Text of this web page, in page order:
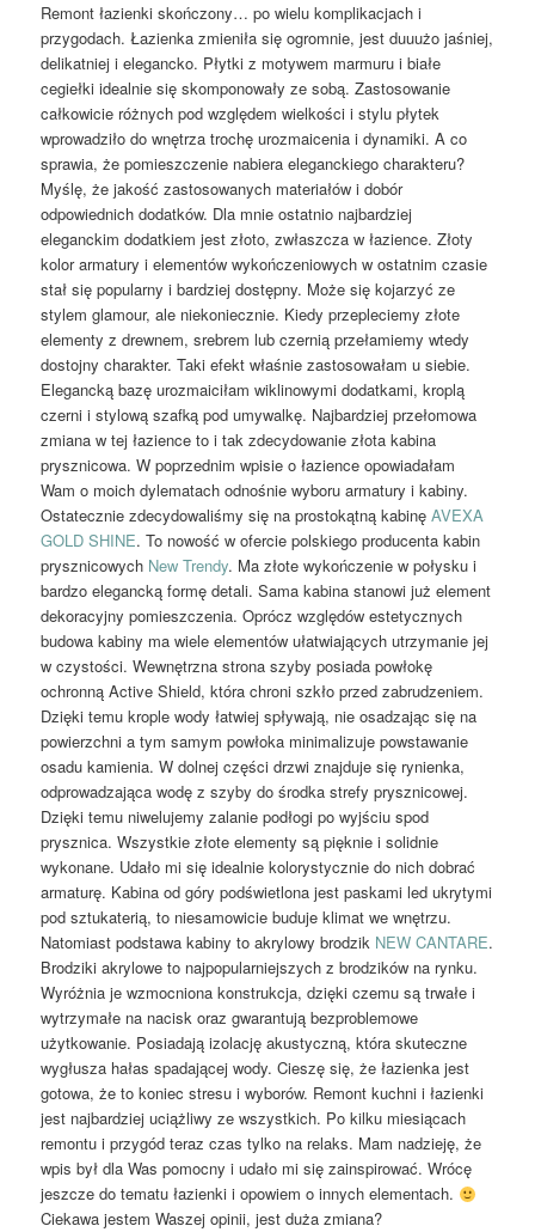
Remont łazienki skończony… po wielu komplikacjach i
przygodach. Łazienka zmieniła się ogromnie, jest duuużo jaśniej,
delikatniej i elegancko. Płytki z motywem marmuru i białe
cegiełki idealnie się skomponowały ze sobą. Zastosowanie
całkowicie różnych pod względem wielkości i stylu płytek
wprowadziło do wnętrza trochę urozmaicenia i dynamiki. A co
sprawia, że pomieszczenie nabiera eleganckiego charakteru?
Myślę, że jakość zastosowanych materiałów i dobór
odpowiednich dodatków. Dla mnie ostatnio najbardziej
eleganckim dodatkiem jest złoto, zwłaszcza w łazience. Złoty
kolor armatury i elementów wykończeniowych w ostatnim czasie
stał się popularny i bardziej dostępny. Może się kojarzyć ze
stylem glamour, ale niekoniecznie. Kiedy przepleciemy złote
elementy z drewnem, srebrem lub czernią przełamiemy wtedy
dostojny charakter. Taki efekt właśnie zastosowałam u siebie.
Elegancką bazę urozmaiciłam wiklinowymi dodatkami, kroplą
czerni i stylową szafką pod umywalkę. Najbardziej przełomowa
zmiana w tej łazience to i tak zdecydowanie złota kabina
prysznicowa. W poprzednim wpisie o łazience opowiadałam
Wam o moich dylematach odnośnie wyboru armatury i kabiny.
Ostatecznie zdecydowaliśmy się na prostokątną kabinęAVEXA
GOLD SHINE. To nowość w ofercie polskiego producenta kabin
prysznicowych New Trendy. Ma złote wykończenie w połysku i
bardzo elegancką formę detali. Sama kabina stanowi już element
dekoracyjny pomieszczenia. Oprócz względów estetycznych
budowa kabiny ma wiele elementów ułatwiających utrzymanie jej
w czystości. Wewnętrzna strona szyby posiada powłokę
ochronną Active Shield, która chroni szkło przed zabrudzeniem.
Dzięki temu krople wody łatwiej spływają, nie osadzając się na
powierzchni a tym samym powłoka minimalizuje powstawanie
osadu kamienia. W dolnej części drzwi znajduje się rynienka,
odprowadzająca wodę z szyby do środka strefy prysznicowej.
Dzięki temu niwelujemy zalanie podłogi po wyjściu spod
prysznica. Wszystkie złote elementy są pięknie i solidnie
wykonane. Udało mi się idealnie kolorystycznie do nich dobrać
armaturę. Kabina od góry podświetlona jest paskami led ukrytymi
pod sztukaterią, to niesamowicie buduje klimat we wnętrzu.
Natomiast podstawa kabiny to akrylowy brodzik NEW CANTARE.
Brodziki akrylowe to najpopularniejszych z brodzików na rynku.
Wyróżnia je wzmocniona konstrukcja, dzięki czemu są trwałe i
wytrzymałe na nacisk oraz gwarantują bezproblemowe
użytkowanie. Posiadają izolację akustyczną, która skuteczne
wygłusza hałas spadającej wody. Cieszę się, że łazienka jest
gotowa, że to koniec stresu i wyborów. Remont kuchni i łazienki
jest najbardziej uciążliwy ze wszystkich. Po kilku miesiącach
remontu i przygód teraz czas tylko na relaks. Mam nadzieję, że
wpis był dla Was pomocny i udało mi się zainspirować. Wrócę
jeszcze do tematu łazienki i opowiem o innych elementach.
Ciekawa jestem Waszej opinii, jest duża zmiana?